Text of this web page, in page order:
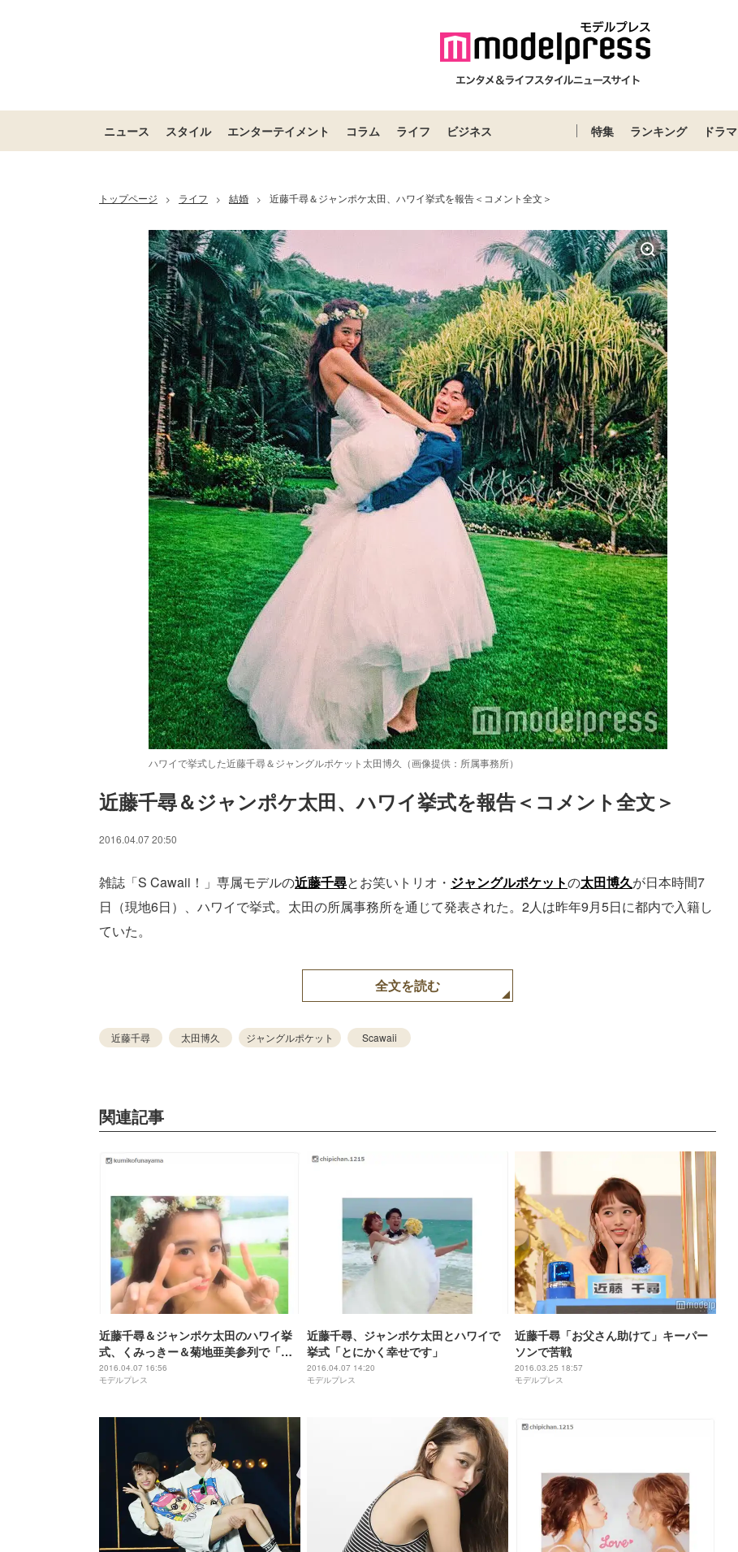
ニュース スタイル エンターテイメント コラム ライフ ビジネス 特集 ランキング ドラマ
トップページ > ライフ > 結婚 > 近藤千尋＆ジャンポケ太田、ハワイ挙式を報告＜コメント全文＞
ハワイで挙式した近藤千尋＆ジャングルポケット太田博久（画像提供：所属事務所）
近藤千尋＆ジャンポケ太田、ハワイ挙式を報告＜コメント全文＞
2016.04.07 20:50
雑誌「S Cawaii！」専属モデルの近藤千尋とお笑いトリオ・ ジャングルポケットの太田博久が日本時間7
日（現地6日）、ハワイで挙式。太田の所属事務所を通じて発表された。2人は昨年9月5日に都内で入籍し
ていた。
全文を読む
近藤千尋 太田博久 ジャングルポケット Scawaii
関連記事
近藤千尋＆ジャンポケ太田のハワイ挙
式、くみっきー＆菊地亜美参列で「終
始号泣」
2016.04.07 16:56
モデルプレス
近藤千尋、ジャンポケ太田とハワイで
挙式「とにかく幸せです」
2016.04.07 14:20
モデルプレス
近藤千尋「お父さん助けて」キーパー
ソンで苦戦
2016.03.25 18:57
モデルプレス